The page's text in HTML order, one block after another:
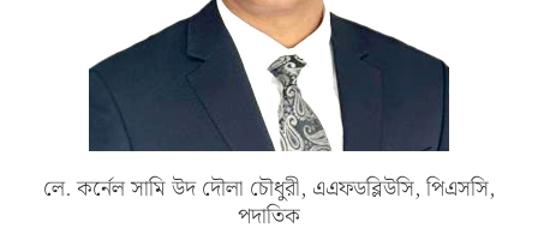
লে. কর্নেল সামি উদ দৌলা চৌধুরী, এএফডব্লিউসি, পিএসসি,
পদাতিক